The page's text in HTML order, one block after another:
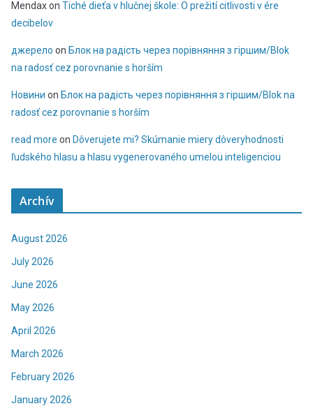
Mendaxon Tiché dieťa v hlučnej škole: O prežití citlivosti v ére
decibelov
джерело on Блок на радість через порівняння з гіршим/Blok
na radosť cez porovnanie s horším
Новини on Блок на радість через порівняння з гіршим/Blok na
radosť cez porovnanie s horším
read more on Dôverujete mi? Skúmanie miery dôveryhodnosti
ľudského hlasu a hlasu vygenerovaného umelou inteligenciou
Archív
August 2026
July 2026
June 2026
May 2026
April 2026
March 2026
February 2026
January 2026